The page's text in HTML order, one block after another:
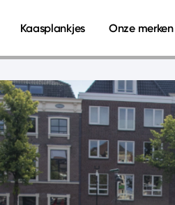
Kaasplankjes Onze merken